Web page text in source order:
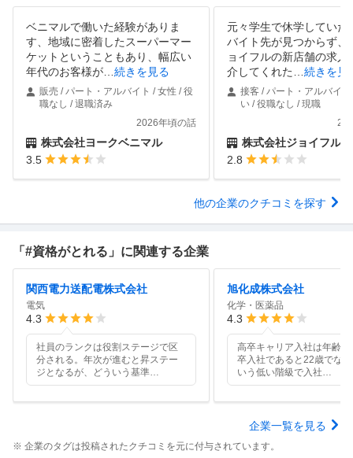
ベニマルで働いた経験がありま
す、地域に密着したスーパーマー
ケットということもあり、幅広い
年代のお客様が
続きを見る
販売 / パート・アルバイト / 女性 / 役
職なし / 退職済み
2026年頃の話
株式会社ヨークベニマル
3.5
元々学生で休学していた
バイト先が見つからず、
ョイフルの新店舗の求人
介してくれた
続きを見
接客 / パート・アルバイ
い / 役職なし / 現職
株式会社ジョイフル
2.8
他の企業のクチコミを探す
「#資格がとれる」に関連する企業
関西電力送配電株式会社
電気
4.3
社員のランクは役割ステージで区
分される。年次が進むと昇ステー
ジとなるが、どういう基準
旭化成株式会社
化学・医薬品
4.3
高卒キャリア入社は年齢問
卒入社であると22歳でな
いう低い階級で入社
企業一覧を見る
※ 企業のタグは投稿されたクチコミを元に付与されています。